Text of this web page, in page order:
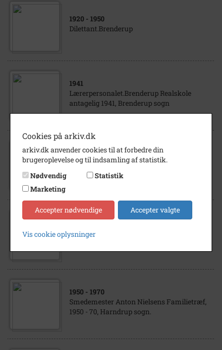
1920 - 1950
Dilettant.Brenderup
1941
Lærerpersonalet.Brenderup Realskole
antagelig 1941, Brenderup sogn
1933
Inga Nielsen. kaldet "Tulle" Aahøjrup Mark.
ca 1933, Brenderup sogn
1921
Karen Johanne Nielsen, gom: Marinus
1950 - 1970
Smedemester Anton Nielsens Familietræf,
1950 - 70, Harndrup sogn.
Cookies på arkiv.dk
arkiv.dk anvender cookies til at forbedre din
brugeroplevelse og til indsamling af statistik.
Nødvendig
Statistik
Marketing
Accepter nødvendige Accepter valgte
Vis cookie oplysninger